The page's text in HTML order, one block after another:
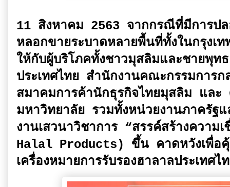
11 สิงหาคม 2563 จากกรณีที่มีการปล
หลอกขายระบาดหลายพื้นที่ทั้งในกรุงเ
ให้กับผู้บริโภคทั้งชาวมุสลิมและชายพุ
ประเทศไทย สำนักงานคณะกรรมการ
สมาคมการค้านักธุรกิจไทยมุสลิม แล
มหาวิทยาลัย รวมทั้งหน่วยงานภาครัฐ
งานเสวนาวิชาการ “สรรค์สร้างคว
Halal Products) ขึ้น คาดหวังเพื่อคุ้
เครื่องหมายการรับรองฮาลาลประเทศ